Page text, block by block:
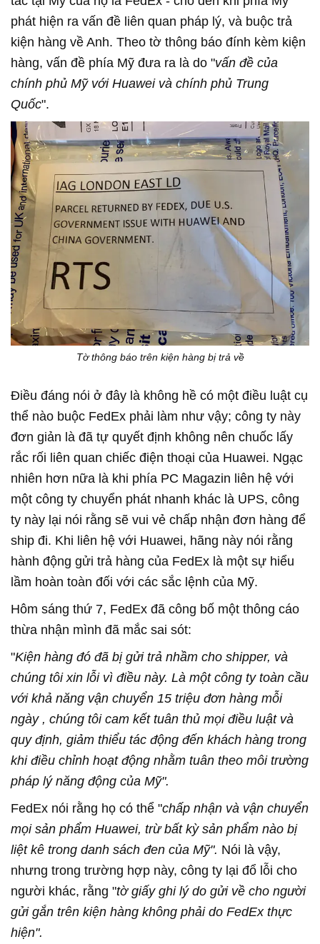
phát hiện ra vấn đề liên quan pháp lý, và buộc trả
kiện hàng về Anh. Theo tờ thông báo đính kèm kiện
hàng, vấn đề phía Mỹ đưa ra là do "vấn đề của
chính phủ Mỹ với Huawei và chính phủ Trung
Quốc".
Tờ thông báo trên kiện hàng bị trả về
Điều đáng nói ở đây là không hề có một điều luật cụ
thể nào buộc FedEx phải làm như vậy; công ty này
đơn giản là đã tự quyết định không nên chuốc lấy
rắc rối liên quan chiếc điện thoại của Huawei. Ngạc
nhiên hơn nữa là khi phía PC Magazin liên hệ với
một công ty chuyển phát nhanh khác là UPS, công
ty này lại nói rằng sẽ vui vẻ chấp nhận đơn hàng để
ship đi. Khi liên hệ với Huawei, hãng này nói rằng
hành động gửi trả hàng của FedEx là một sự hiểu
lầm hoàn toàn đối với các sắc lệnh của Mỹ.
Hôm sáng thứ 7, FedEx đã công bố một thông cáo
thừa nhận mình đã mắc sai sót:
"Kiện hàng đó đã bị gửi trả nhầm cho shipper, và
chúng tôi xin lỗi vì điều này. Là một công ty toàn cầu
với khả năng vận chuyển 15 triệu đơn hàng mỗi
ngày , chúng tôi cam kết tuân thủ mọi điều luật và
quy định, giảm thiểu tác động đến khách hàng trong
khi điều chỉnh hoạt động nhằm tuân theo môi trường
pháp lý năng động của Mỹ".
FedEx nói rằng họ có thể "chấp nhận và vận chuyển
mọi sản phẩm Huawei, trừ bất kỳ sản phẩm nào bị
liệt kê trong danh sách đen của Mỹ". Nói là vậy,
nhưng trong trường hợp này, công ty lại đổ lỗi cho
người khác, rằng "tờ giấy ghi lý do gửi về cho người
gửi gắn trên kiện hàng không phải do FedEx thực
hiện".